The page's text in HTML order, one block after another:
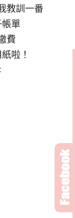
教訓一番
單
費
啦！